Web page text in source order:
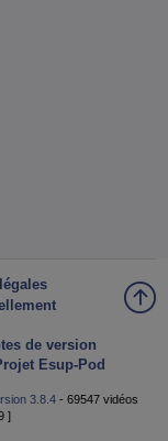
de version
Esup-Pod
3.8.4- 69547 vidéos
]